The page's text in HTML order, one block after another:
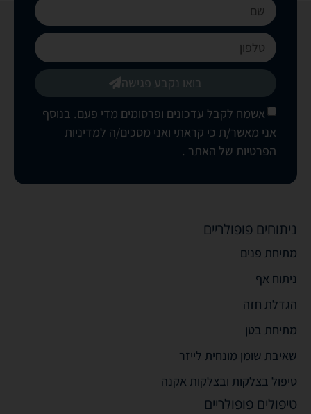
אשמח לקבל עדכונים ופרסומים מדי פעם. בנוסף
אני מאשר/ת כי קראתי ואני מסכים/ה למדיניות
הפרטיות של האתר .
בואו נקבע פגישה
ניתוחים פופולריים
מתיחת פנים
ניתוח אף
הגדלת חזה
מתיחת בטן
שאיבת שומן מונחית לייזר
טיפול בצלקות ובצלקות אקנה
טיפולים פופולריים